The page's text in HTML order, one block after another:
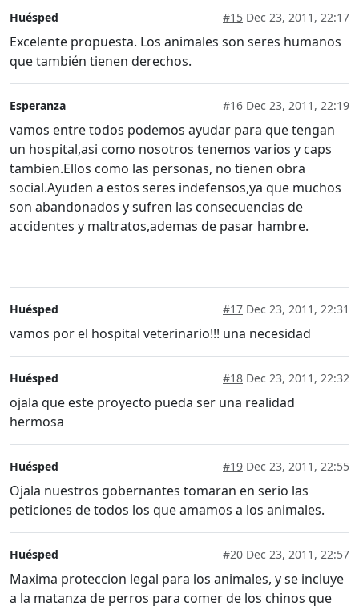
Huésped #15 Dec 23, 2011, 22:17
Excelente propuesta. Los animales son seres humanos
que también tienen derechos.
Esperanza #16 Dec 23, 2011, 22:19
vamos entre todos podemos ayudar para que tengan
un hospital,asi como nosotros tenemos varios y caps
tambien.Ellos como las personas, no tienen obra
social.Ayuden a estos seres indefensos,ya que muchos
son abandonados y sufren las consecuencias de
accidentes y maltratos,ademas de pasar hambre.
Huésped #17 Dec 23, 2011, 22:31
vamos por el hospital veterinario!!! una necesidad
Huésped #18 Dec 23, 2011, 22:32
ojala que este proyecto pueda ser una realidad
hermosa
Huésped #19 Dec 23, 2011, 22:55
Ojala nuestros gobernantes tomaran en serio las
peticiones de todos los que amamos a los animales.
Huésped #20 Dec 23, 2011, 22:57
Maxima proteccion legal para los animales, y se incluye
a la matanza de perros para comer de los chinos que